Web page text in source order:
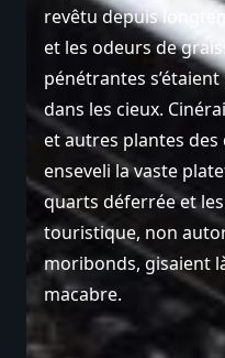
revêtu depuis
et les odeurs de
pénétrantes
dans les cieux.
et autres plantes
enseveli la vaste
quarts déferrée et
touristique, non
moribonds, gisaient
macabre.